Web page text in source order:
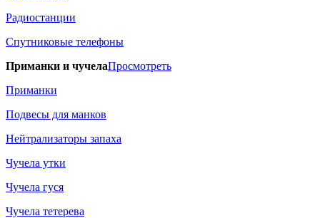
Радиостанции
Спутниковые телефоны
Приманки и чучелаПросмотреть
Приманки
Подвесы для манков
Нейтрализаторы запаха
Чучела утки
Чучела гуся
Чучела тетерева